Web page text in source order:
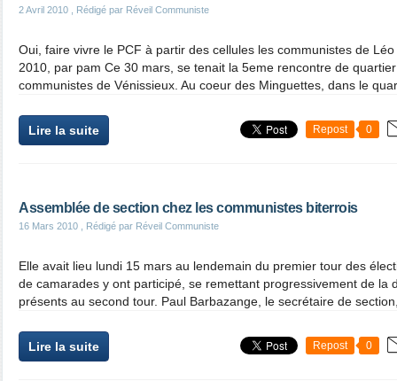
2 Avril 2010 , Rédigé par Réveil Communiste
Oui, faire vivre le PCF à partir des cellules les communistes de
2010, par pam Ce 30 mars, se tenait la 5eme rencontre de
communistes de Vénissieux. Au coeur des Minguettes, dans le
Lire la suite Repost 0
Assemblée de section chez les communistes biterrois
16 Mars 2010 , Rédigé par Réveil Communiste
Elle avait lieu lundi 15 mars au lendemain du premier tour des
de camarades y ont participé, se remettant progressivement de la
présents au second tour. Paul Barbazange, le secrétaire de
Lire la suite Repost 0